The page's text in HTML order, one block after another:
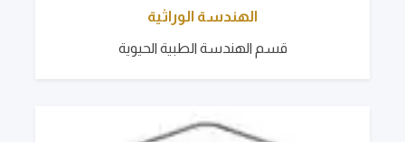
الهندسة الوراثية
قسم الهندسة الطبية الحيوية